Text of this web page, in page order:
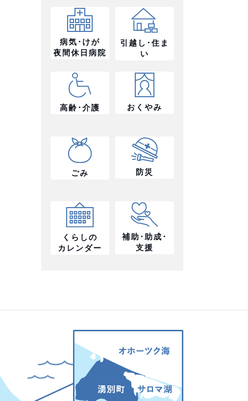
病気･けが
夜間休日病院
引越し･住ま
い
高齢･介護 おくやみ
ごみ 防災
くらしの
カレンダー
補助･助成･
支援